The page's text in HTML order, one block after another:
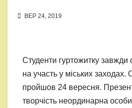
ВЕР 24, 2019
Студенти гуртожитку завжди
на участь у міських заходах.
пройшов 24 вересня.
творчість неординарна